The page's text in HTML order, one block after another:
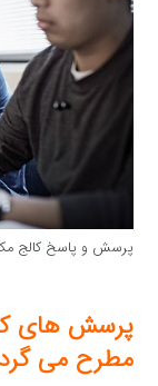
پرسش و پاسخ کالج
پرسش های
مطرح می